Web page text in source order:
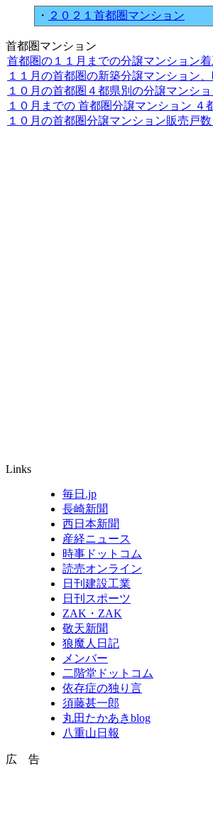
・ ２０２１首都圏マンション
首都圏マンション
首都圏の１１月までの分譲マンション
１１月の首都圏の新築分譲マンション
１０月の首都圏４都県別の分譲マンシ
１０月までの 首都圏分譲マンション ４
１０月の首都圏分譲マンション販売
Links
毎日.jp
長崎新聞
西日本新聞
産経ニュース
時事ドットコム
読売オンライン
日刊建設工業
日刊スポーツ
ZAK・ZAK
敬天新聞
狼魔人日記
メンバー
二階堂ドットコム
依存症の独り言
須藤甚一郎
丸田たかあきblog
八重山日報
広 告